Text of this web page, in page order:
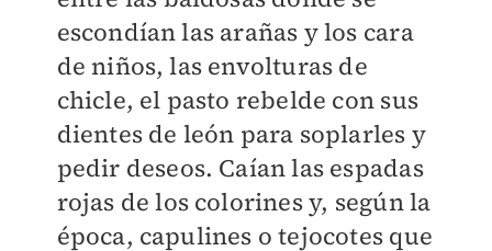
escondían las arañas y los cara
de niños, las envolturas de
chicle, el pasto rebelde con sus
dientes de león para soplarles y
pedir deseos. Caían las espadas
rojas de los colorines y, según la
época, capulines o tejocotes que